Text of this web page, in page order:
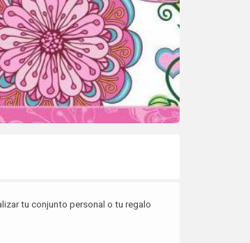
tu conjunto personal o tu regalo